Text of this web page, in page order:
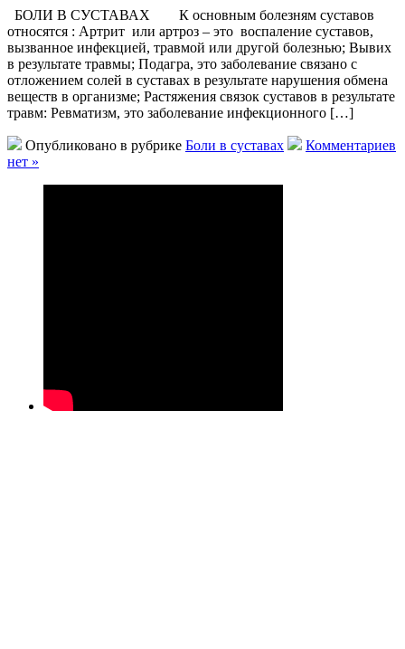
БОЛИ В СУСТАВАХ К основным болезням суставов
относятся : Артрит или артроз – это воспаление суставов,
вызванное инфекцией, травмой или другой болезнью; Вывих
в результате травмы; Подагра, это заболевание связано с
отложением солей в суставах в результате нарушения обмена
веществ в организме; Растяжения связок суставов в результате
травм: Ревматизм, это заболевание инфекционного […]
Опубликовано в рубрике Боли в суставах
Комментариев
нет »